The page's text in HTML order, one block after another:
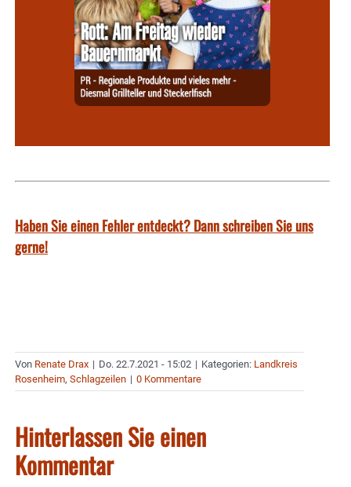
Haben Sie einen Fehler entdeckt? Dann schreiben Sie uns
gerne!
Von Renate Drax | Do. 22.7.2021 - 15:02 | Kategorien: Landkreis
Rosenheim, Schlagzeilen | 0 Kommentare
Hinterlassen Sie einen
Kommentar